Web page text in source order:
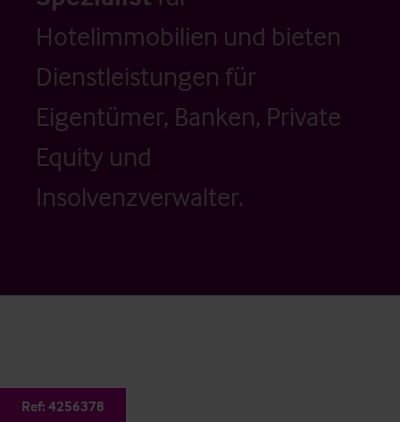
Hotelimmobilien und bieten
Dienstleistungen für
Eigentümer, Banken, Private
Equity und
Insolvenzverwalter.
Ref: 4256378